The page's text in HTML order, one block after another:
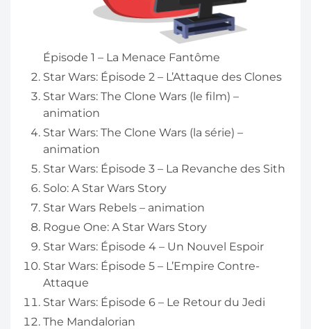
Épisode 1 – La Menace Fantôme
Star Wars: Épisode 2 – L’Attaque des Clones
Star Wars: The Clone Wars (le film) –
animation
Star Wars: The Clone Wars (la série) –
animation
Star Wars: Épisode 3 – La Revanche des Sith
Solo: A Star Wars Story
Star Wars Rebels – animation
Rogue One: A Star Wars Story
Star Wars: Épisode 4 – Un Nouvel Espoir
Star Wars: Épisode 5 – L’Empire Contre-
Attaque
Star Wars: Épisode 6 – Le Retour du Jedi
The Mandalorian